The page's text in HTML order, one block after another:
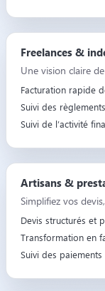
Freelances &
Une vision claire
Facturation rapide
Suivi des
Suivi de l’activité
Artisans &
Simplifiez vos
Devis structurés et
Transformation en
Suivi des